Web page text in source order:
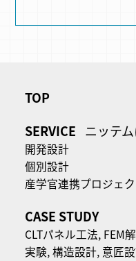
TOP
SERVICE ニッテ
開発設計
個別設計
産学官連携プロジェ
CASE STUDY
CLTパネル⼯法, FEM
実験,構造設計, 意匠